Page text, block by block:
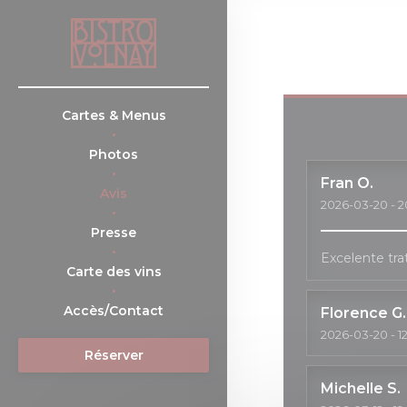
Cartes & Menus
Photos
Avis
Presse
Carte des vins((ouvre une nouvelle fenêtre))
Accès/Contact
Réserver
Fran O
2026-03-20 -
Excelente
Florence G
2026-03-20 -
Michelle S